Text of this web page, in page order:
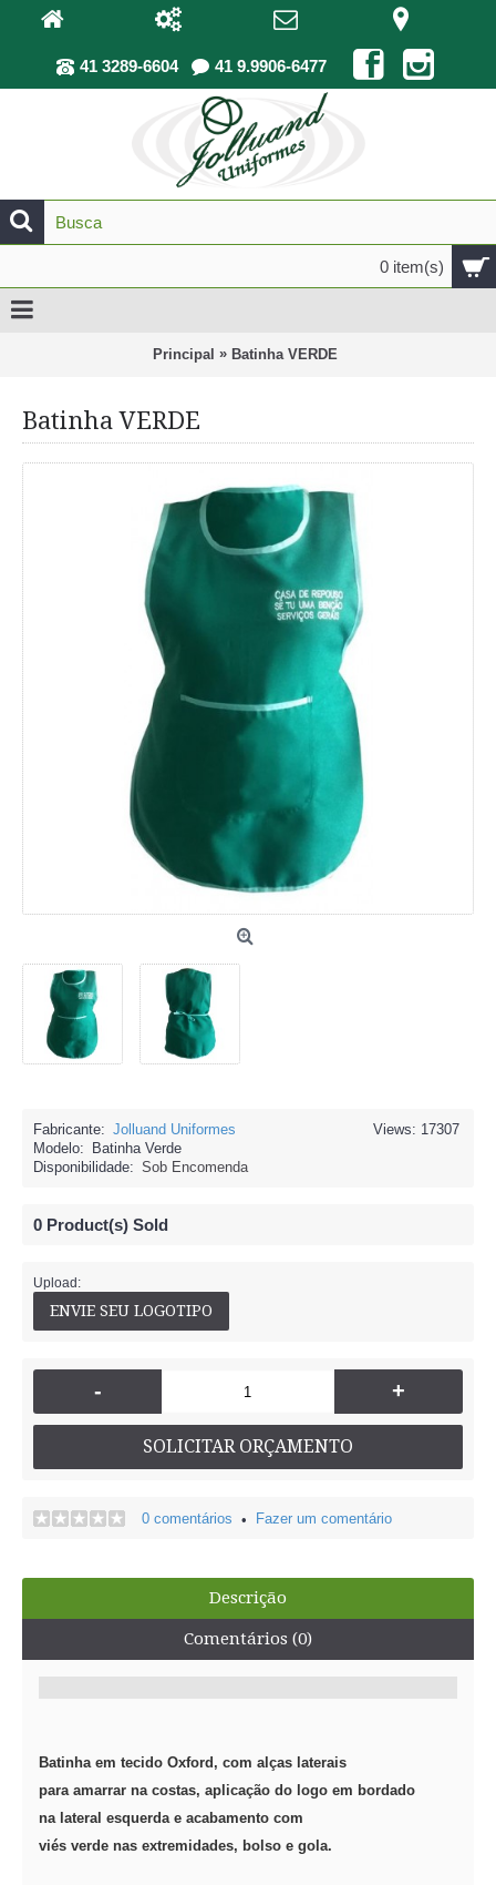
41 3289-6604 41 9.9906-6477
0 item(s)
Principal » Batinha VERDE
Batinha VERDE
Views: 17307
Fabricante: Jolluand Uniformes
Modelo:
Batinha Verde
Disponibilidade: Sob Encomenda
0 Product(s) Sold
Upload:
- +
SOLICITAR ORÇAMENTO
0 comentários • Fazer um comentário
Descrição
Comentários (0)
Batinha em tecido Oxford, com alças laterais
para amarrar na costas, aplicação do logo em bordado
na lateral esquerda e acabamento com
viés verde nas extremidades, bolso e gola.